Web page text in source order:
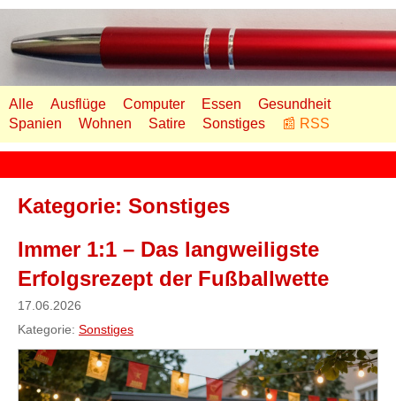
Alle Ausflüge Computer Essen
Gesundheit
Spanien
Wohnen Satire Sonstiges 📰 RSS
Kategorie: Sonstiges
Immer 1:1 – Das langweiligste
Erfolgsrezept der Fußballwette
17.06.2026
Kategorie: Sonstiges